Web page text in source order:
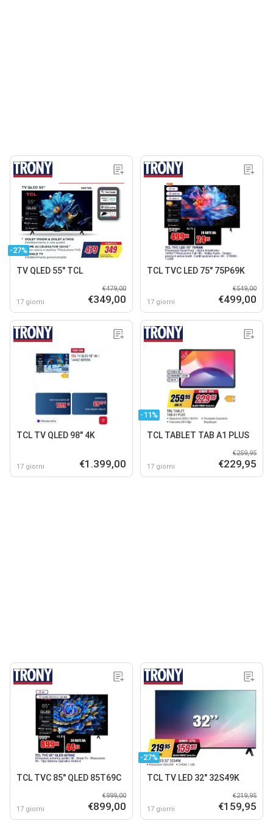
-27%
TV QLED 55" TCL
17 giorni
€479,00
€349,00
TCL TVC LED 75" 75P69K
17 giorni
€549,00
€499,00
TCL TV QLED 98" 4K
17 giorni €1.399,00
-11%
TCL TABLET TAB A1 PLUS
17 giorni
€259,95
€229,95
TCL TVC 85" QLED 85T69C
17 giorni
€999,00
€899,00
-27%
TCL TV LED 32" 32S49K
17 giorni
€219,95
€159,95